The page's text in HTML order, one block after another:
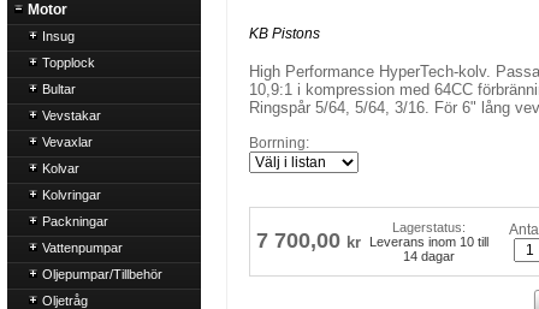
Motor
Insug
Topplock
Bultar
Vevstakar
Vevaxlar
Kolvar
Kolvringar
Packningar
Vattenpumpar
Oljepumpar/Tillbehör
Oljetråg
KB Pistons
High Performance HyperTech-kolv.
10,9:1 i kompression med 64CC
Ringspår 5/64, 5/64, 3/16. För 6" lång
Borrning:
7 700,00 kr
Lagerstatus:
Leverans inom 10 till
14 dagar